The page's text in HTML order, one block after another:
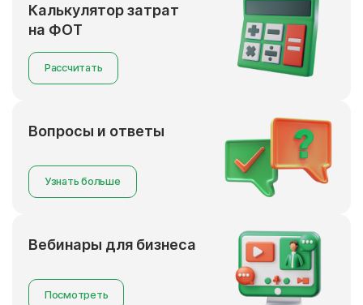
Калькулятор затрат
на ФОТ
Рассчитать
Вопросы и ответы
Узнать больше
Вебинары для бизнеса
Посмотреть